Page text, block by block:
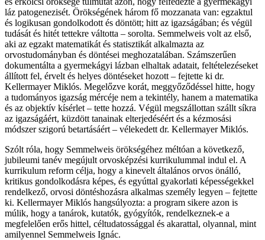
láz patogenezisét. Örökségének három fő mozzanata van: egzaktul
és logikusan gondolkodott és döntött; hitt az igazságában; és végül
tudását és hitét tettekre váltotta – sorolta. Semmelweis volt az első,
aki az egzakt matematikát és statisztikát alkalmazta az
orvostudományban és döntései meghozatalában. Számszerűen
dokumentálta a gyermekágyi lázban elhaltak adatait, feltételezéseket
állított fel, érvelt és helyes döntéseket hozott – fejtette ki dr.
Kellermayer Miklós. Megelőzve korát, meggyőződéssel hitte, hogy
a tudományos igazság mércéje nem a tekintély, hanem a matematika
és az objektív kísérlet – tette hozzá. Végül megszállottan szállt síkra
az igazságáért, küzdött tanainak elterjedéséért és a kézmosási
módszer szigorú betartásáért – vélekedett dr. Kellermayer Miklós.
Szólt róla, hogy Semmelweis örökségéhez méltóan a következő,
jubileumi tanév megújult orvosképzési kurrikulummal indul el. A
kurrikulum reform célja, hogy a kinevelt általános orvos önálló,
kritikus gondolkodásra képes, és egyúttal gyakorlati képességekkel
rendelkező, orvosi döntéshozásra alkalmas személy legyen – fejtette
ki. Kellermayer Miklós hangsúlyozta: a program sikere azon is
múlik, hogy a tanárok, kutatók, gyógyítók, rendelkeznek-e a
megfelelően erős hittel, céltudatossággal és akarattal, olyannal, mint
amilyennel Semmelweis Ignác.